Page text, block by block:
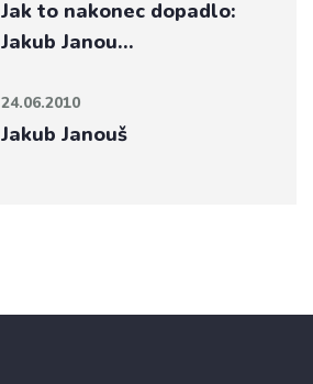
Jak to nakonec dopadlo:
Jakub Janou…
24.06.2010
Jakub Janouš